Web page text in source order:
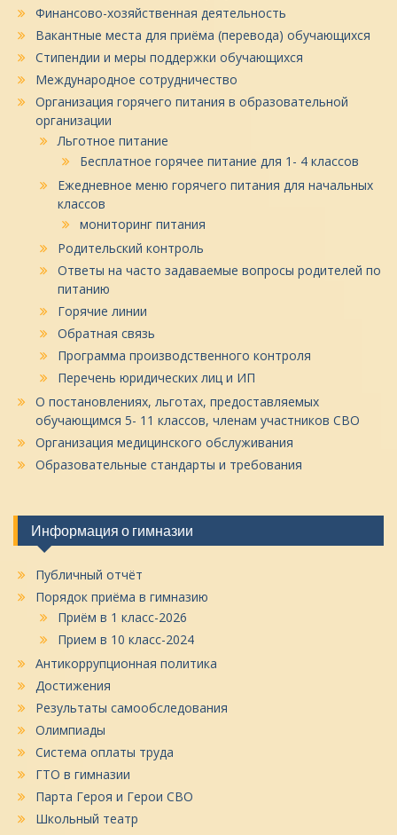
Финансово-хозяйственная деятельность
Вакантные места для приёма (перевода) обучающихся
Стипендии и меры поддержки обучающихся
Международное сотрудничество
Организация горячего питания в образовательной
организации
Льготное питание
Бесплатное горячее питание для 1- 4 классов
Ежедневное меню горячего питания для начальных
классов
мониторинг питания
Родительский контроль
Ответы на часто задаваемые вопросы родителей по
питанию
Горячие линии
Обратная связь
Программа производственного контроля
Перечень юридических лиц и ИП
О постановлениях, льготах, предоставляемых
обучающимся 5- 11 классов, членам участников СВО
Организация медицинского обслуживания
Образовательные стандарты и требования
Информация о гимназии
Публичный отчёт
Порядок приёма в гимназию
Приём в 1 класс-2026
Прием в 10 класс-2024
Антикоррупционная политика
Достижения
Результаты самообследования
Олимпиады
Система оплаты труда
ГТО в гимназии
Парта Героя и Герои СВО
Школьный театр